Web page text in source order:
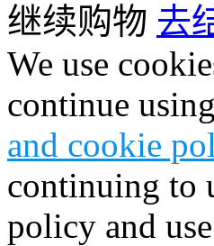
继续购物 去
We use
continue
and cookie
continuing to
policy and